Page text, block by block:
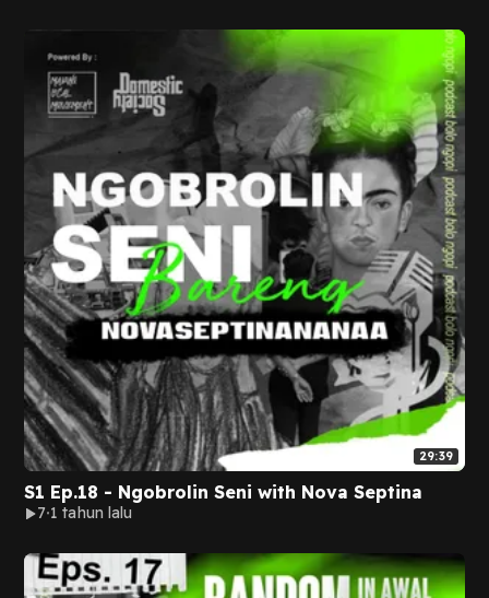
29:39
S1 Ep.18 - Ngobrolin Seni with Nova Septina
7 1 tahun lalu